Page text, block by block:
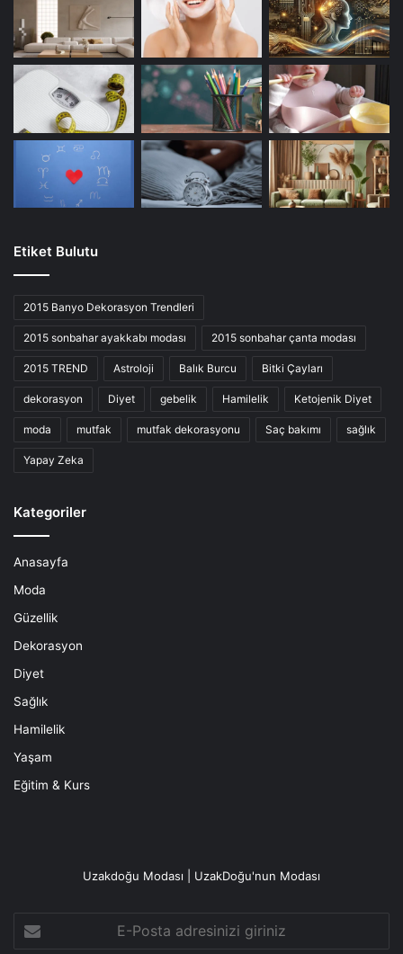
Etiket Bulutu
2015 Banyo Dekorasyon Trendleri
2015 sonbahar ayakkabı modası 2015 sonbahar çanta modası
2015 TREND Astroloji Balık Burcu Bitki Çayları
dekorasyon Diyet gebelik Hamilelik Ketojenik Diyet
moda mutfak mutfak dekorasyonu Saç bakımı sağlık
Yapay Zeka
Kategoriler
Anasayfa
Moda
Güzellik
Dekorasyon
Diyet
Sağlık
Hamilelik
Yaşam
Eğitim & Kurs
Uzakdoğu Modası | UzakDoğu'nun Modası
Posta